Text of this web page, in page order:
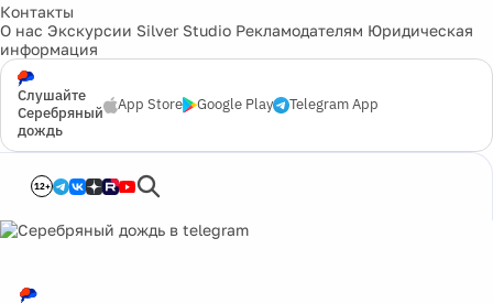
Контакты
О нас Экскурсии Silver Studio Рекламодателям Юридическая
информация
Слушайте
Серебряный
дождь
App Store Google Play Telegram App
12+